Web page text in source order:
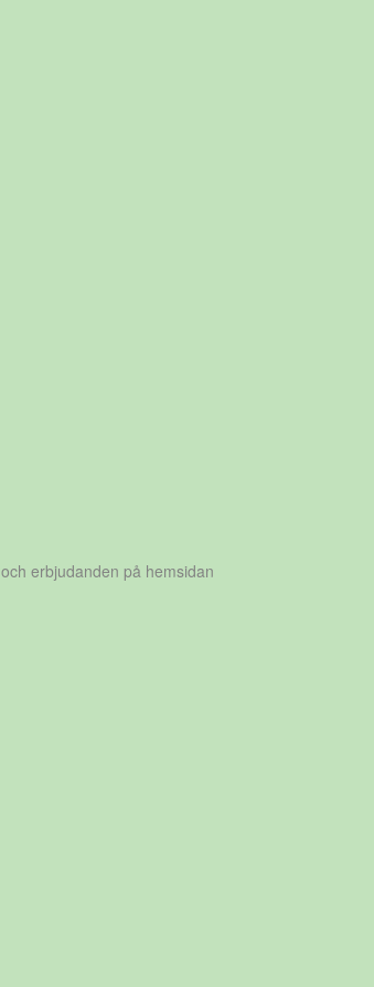
erbjudanden på hemsidan